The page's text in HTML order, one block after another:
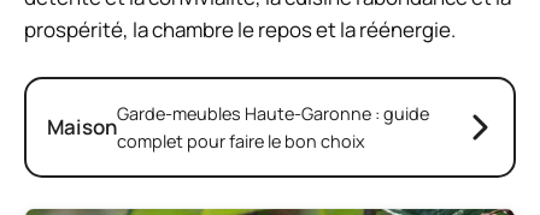
prospérité, la chambre le repos et la réénergie.
MaisonGarde-meubles Haute-Garonne : guide
complet pour faire le bon choix